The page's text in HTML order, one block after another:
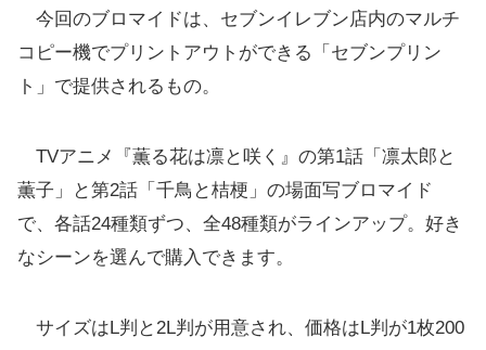
今回のブロマイドは、セブンイレブン店内のマルチ
コピー機でプリントアウトができる「セブンプリン
ト」で提供されるもの。
TVアニメ『薫る花は凛と咲く』の第1話「凛太郎と
薫子」と第2話「千鳥と桔梗」の場面写ブロマイド
で、各話24種類ずつ、全48種類がラインアップ。好き
なシーンを選んで購入できます。
サイズはL判と2L判が用意され、価格はL判が1枚200